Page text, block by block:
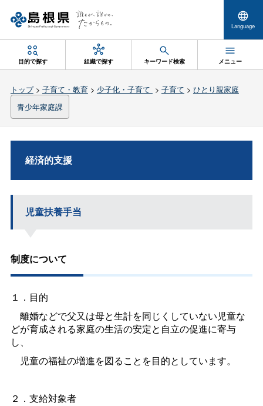
Language
目的で探す 組織で探す キーワード検索 メニュー
トップ> 子育て・教育> 少子化・子育て > 子育て > ひとり親家庭
青少年家庭課
経済的支援
児童扶養手当
制度について
１．目的
離婚などで父又は母と生計を同じくしていない児童な
どが育成される家庭の生活の安定と自立の促進に寄与
し、
児童の福祉の増進を図ることを目的としています。
２．支給対象者